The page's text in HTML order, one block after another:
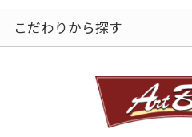
こだわりから探す